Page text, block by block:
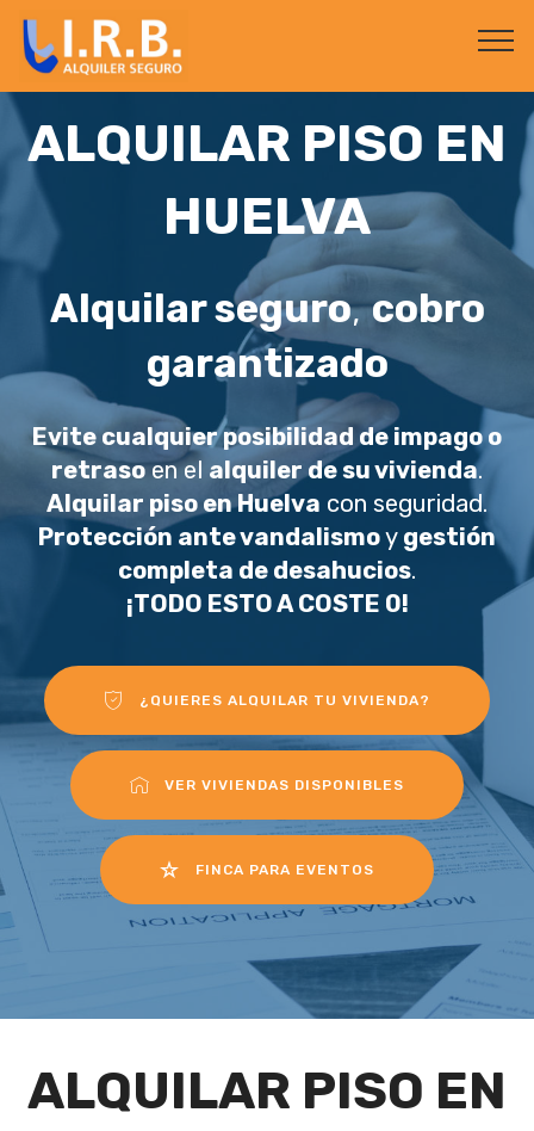
ALQUILAR PISO EN
HUELVA
Alquilar seguro,cobro
garantizado
Evite cualquier posibilidad de impago o
retrasoen el alquiler de su vivienda.
Alquilar piso en Huelva con seguridad.
Protección ante vandalismoy gestión
completa de desahucios.
¡TODO ESTO A COSTE 0!
¿QUIERES ALQUILAR TU VIVIENDA?
VER VIVIENDAS DISPONIBLES
FINCA PARA EVENTOS
ALQUILAR PISO EN